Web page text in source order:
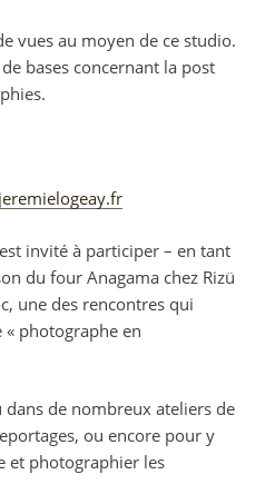
vues au moyen de ce studio.
bases concernant la post
invité à participer – en tant
du four Anagama chez Rizü
une des rencontres qui
« photographe en
dans de nombreux ateliers de
ou encore pour y
et photographier les